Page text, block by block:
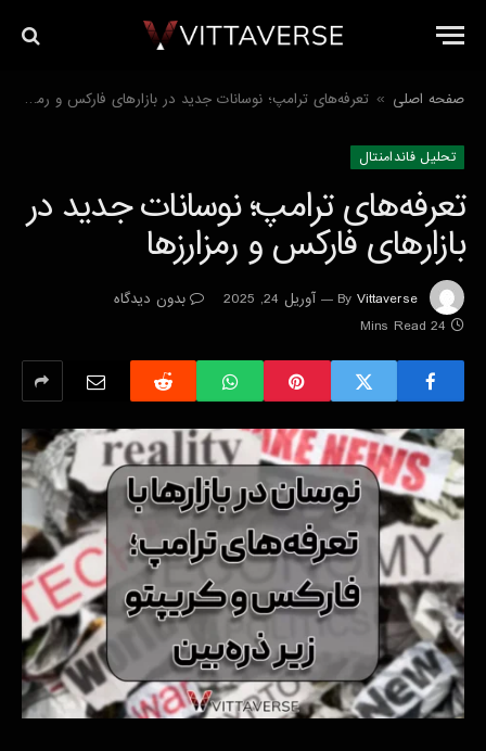
صفحه اصلی » تعرفه‌های ترامپ؛ نوسانات جدید در بازارهای فارکس و رمزارزها
تحليل فاندامنتال
تعرفه‌های ترامپ؛ نوسانات جدید در
بازارهای فارکس و رمزارزها
By Vittaverse آوریل 24, 2025
بدون دیدگاه
24 Mins Read